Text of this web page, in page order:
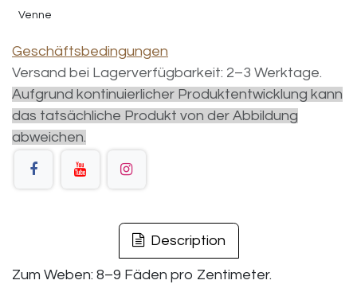
Venne
Geschäftsbedingungen
Versand bei Lagerverfügbarkeit: 2–3 Werktage.
Aufgrund kontinuierlicher Produktentwicklung kann
das tatsächliche Produkt von der Abbildung
abweichen.
Description
Zum Weben: 8–9 Fäden pro Zentimeter.